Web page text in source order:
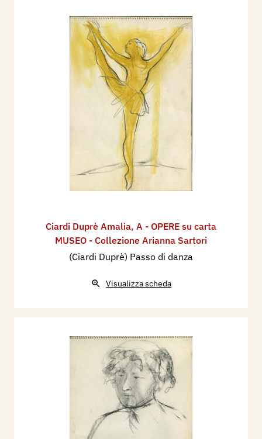
Ciardi Duprè Amalia, A - OPERE su carta
MUSEO - Collezione Arianna Sartori
(Ciardi Duprè) Passo di danza
Visualizza scheda